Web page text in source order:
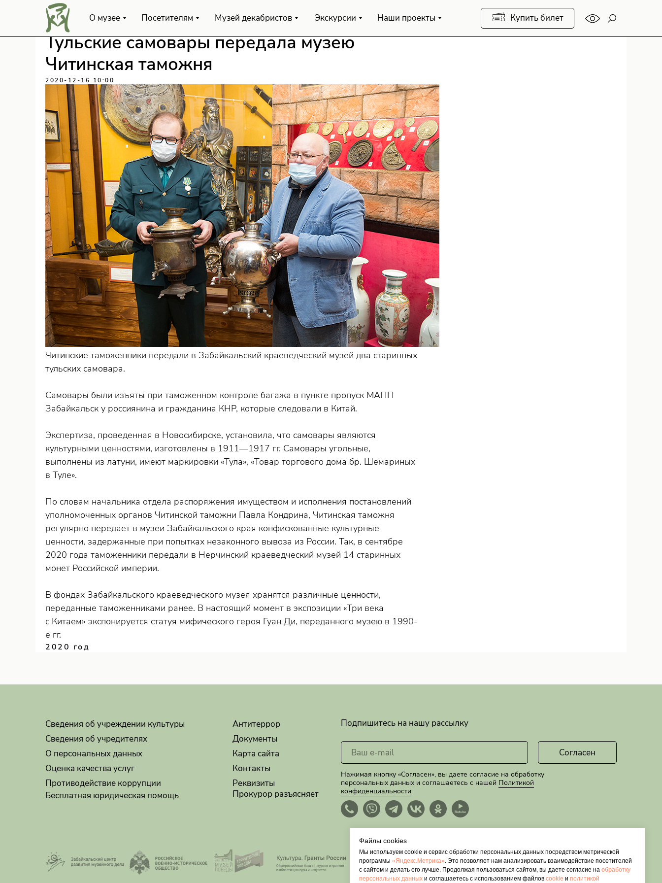
Купить билет
О музее Посетителям Музей декабристов Экскурсии Наши проекты
Тульские самовары передала музею
Читинская таможня
2020-12-16 10:00
Читинские таможенники передали в Забайкальский краеведческий музей два старинных
тульских самовара.
Самовары были изъяты при таможенном контроле багажа в пункте пропуск МАПП
Забайкальск у россиянина и гражданина КНР, которые следовали в Китай.
Экспертиза, проведенная в Новосибирске, установила, что самовары являются
культурными ценностями, изготовлены в 1911—1917 гг. Самовары угольные,
выполнены из латуни, имеют маркировки «Тула», «Товар торгового дома бр. Шемариных
в Туле».
По словам начальника отдела распоряжения имуществом и исполнения постановлений
уполномоченных органов Читинской таможни Павла Кондрина, Читинская таможня
регулярно передает в музеи Забайкальского края конфискованные культурные
ценности, задержанные при попытках незаконного вывоза из России. Так, в сентябре
2020 года таможенники передали в Нерчинский краеведческий музей 14 старинных
монет Российской империи.
В фондах Забайкальского краеведческого музея хранятся различные ценности,
переданные таможенниками ранее. В настоящий момент в экспозиции «Три века
с Китаем» экспонируется статуя мифического героя Гуан Ди, переданного музею в 1990-
е гг.
2020 год
Нажимая кнопку «Согласен», вы даете согласие на обработку
персональных данных и соглашаетесь с нашей Политикой
конфиденциальности
Подпишитесь на нашу рассылку
Согласен
Реквизиты
Контакты
Карта сайта
Документы
Антитеррор
Противодействие коррупции
Оценка качества услуг
О персональных данных
Сведения об учредителях
Сведения об учреждении культуры
Бесплатная юридическая помощь Прокурор разъясняет
Файлы cookies
Мы используем cookie и сервис обработки персональных данных посредством метрической
программы «Яндекс.Метрика». Это позволяет нам анализировать взаимодействие посетителей
с сайтом и делать его лучше. Продолжая пользоваться сайтом, вы даете согласие на обработку
персональных данных и соглашаетесь с использованием файлов cookie и политикой